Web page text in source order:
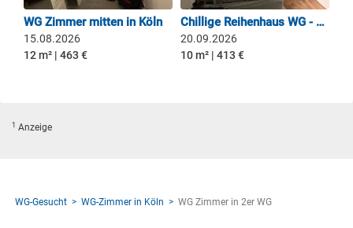
WG Zimmer mitten in Köln
15.08.2026
12 m² | 463 €
Chillige Reihenhaus WG - 10 min von TH Deutz
20.09.2026
10 m² | 413 €
1 Anzeige
WG-Gesucht WG-Zimmer in Köln WG Zimmer in 2er WG